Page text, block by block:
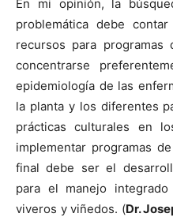
En mi opinión, la
problemática debe
recursos para programas
concentrarse
epidemiología de las
la planta y los diferentes
prácticas culturales en
implementar programas
final debe ser el
para el manejo
viveros y viñedos. (Dr.